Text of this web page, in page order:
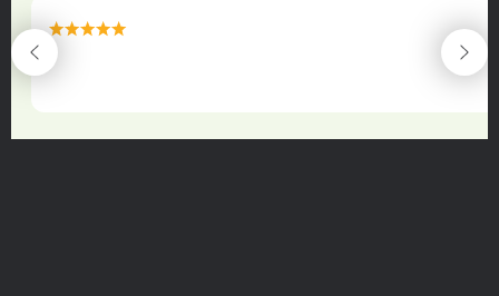
maximální spokojenost
22.06.2025